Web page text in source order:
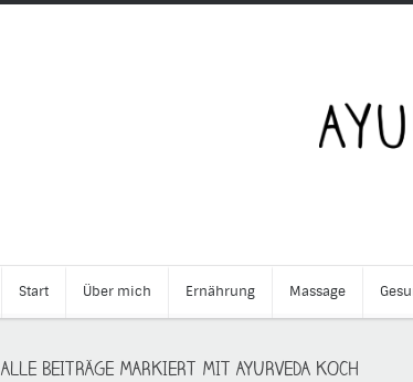
Start Über mich Ernährung Massage
ALLE BEITRÄGE MARKIERT MIT AYURVEDA KOCH